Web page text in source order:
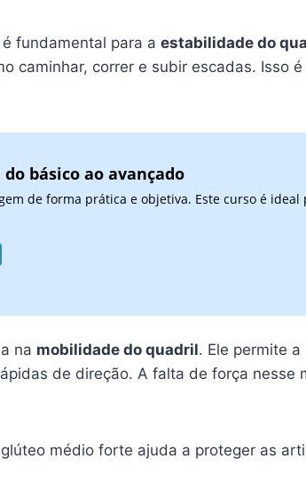
fundamental para a estabilidade do
caminhar, correr e subir escadas. Isso
básico ao avançado
de forma prática e objetiva. Este curso é
na mobilidade do quadril. Ele permite
de direção. A falta de força
médio forte ajuda a proteger as